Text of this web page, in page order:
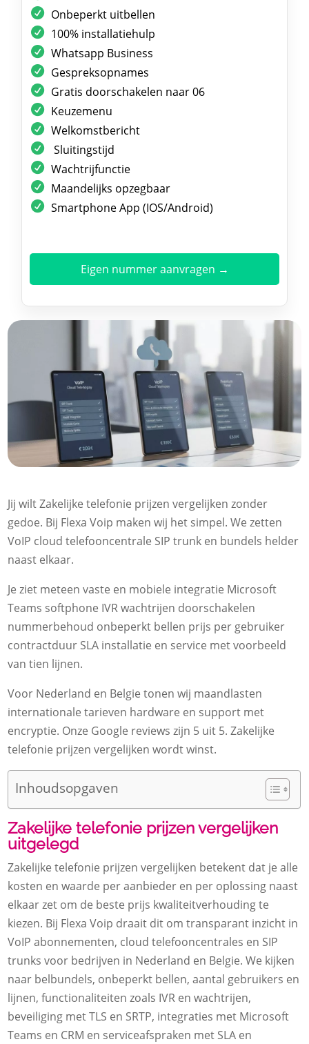
Onbeperkt uitbellen
100% installatiehulp
Whatsapp Business
Gespreksopnames
Gratis doorschakelen naar 06
Keuzemenu
Welkomstbericht
Sluitingstijd
Wachtrijfunctie
Maandelijks opzegbaar
Smartphone App (IOS/Android)
Eigen nummer aanvragen →
Jij wilt Zakelijke telefonie prijzen vergelijken zonder
gedoe. Bij Flexa Voip maken wij het simpel. We zetten
VoIP cloud telefooncentrale SIP trunk en bundels helder
naast elkaar.
Je ziet meteen vaste en mobiele integratie Microsoft
Teams softphone IVR wachtrijen doorschakelen
nummerbehoud onbeperkt bellen prijs per gebruiker
contractduur SLA installatie en service met voorbeeld
van tien lijnen.
Voor Nederland en Belgie tonen wij maandlasten
internationale tarieven hardware en support met
encryptie. Onze Google reviews zijn 5 uit 5. Zakelijke
telefonie prijzen vergelijken wordt winst.
Inhoudsopgaven
Zakelijke telefonie prijzen vergelijken
uitgelegd
Zakelijke telefonie prijzen vergelijken betekent dat je alle
kosten en waarde per aanbieder en per oplossing naast
elkaar zet om de beste prijs kwaliteitverhouding te
kiezen. Bij Flexa Voip draait dit om transparant inzicht in
VoIP abonnementen, cloud telefooncentrales en SIP
trunks voor bedrijven in Nederland en Belgie. We kijken
naar belbundels, onbeperkt bellen, aantal gebruikers en
lijnen, functionaliteiten zoals IVR en wachtrijen,
beveiliging met TLS en SRTP, integraties met Microsoft
Teams en CRM en serviceafspraken met SLA en